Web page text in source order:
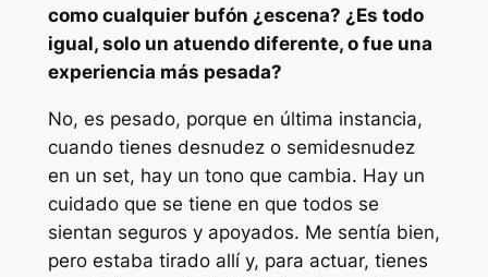
como cualquier bufón ¿escena? ¿Es todo
igual, solo un atuendo diferente, o fue una
experiencia más pesada?
No, es pesado, porque en última instancia,
cuando tienes desnudez o semidesnudez
en un set, hay un tono que cambia. Hay un
cuidado que se tiene en que todos se
sientan seguros y apoyados. Me sentía bien,
pero estaba tirado allí y, para actuar, tienes